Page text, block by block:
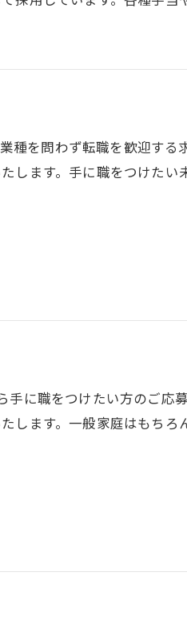
種を問わず転職を歓迎す
します。手に職をつけた
手に職をつけたい方のご
します。一般家庭はもち